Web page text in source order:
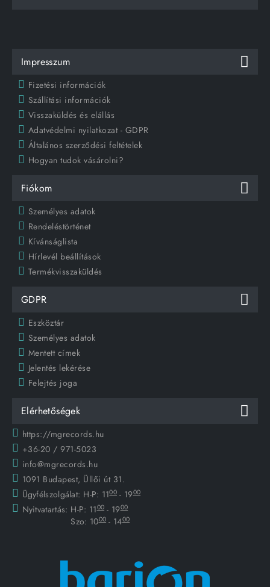
Impresszum
Fizetési információk
Szállítási információk
Visszaküldés és elállás
Adatvédelmi nyilatkozat - GDPR
Általános szerződési feltételek
Hogyan tudok vásárolni?
Fiókom
Személyes adatok
Rendeléstörténet
Kívánságlista
Hírlevél beállítások
Termékvisszaküldés
GDPR
Eszköztár
Személyes adatok
Mentett címek
Jelentés lekérése
Felejtés joga
Elérhetőségek
https://mgrecords.hu
+36-20 / 971-5023
info@mgrecords.hu
1091 Budapest, Üllői út 31.
Ügyfélszolgálat: H-P: 1100 - 1900
Nyitvatartás: H-P: 1100 - 1900
Szo: 1000 - 1400